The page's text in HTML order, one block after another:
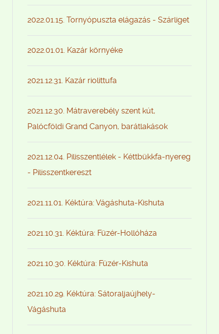
2022.01.15. Tornyópuszta elágazás - Szárliget
2022.01.01. Kazár környéke
2021.12.31. Kazár riolittufa
2021.12.30. Mátraverebély szent kút,
Palócföldi Grand Canyon, barátlakások
2021.12.04. Pilisszentlélek - Kéttbükkfa-nyereg
- Pilisszentkereszt
2021.11.01. Kéktúra: Vágáshuta-Kishuta
2021.10.31. Kéktúra: Füzér-Hollóháza
2021.10.30. Kéktúra: Füzér-Kishuta
2021.10.29. Kéktúra: Sátoraljaújhely-
Vágáshuta